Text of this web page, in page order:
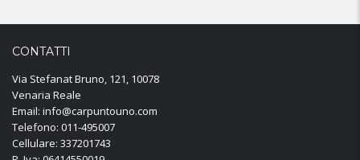
CONTATTI
Via Stefanat Bruno, 121, 10078
Venaria Reale
Email: info@carpuntouno.com
Telefono: 011-495007
Cellulare: 337201743